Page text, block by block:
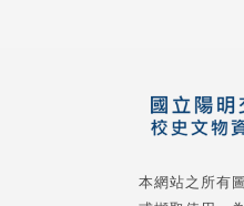
本網站之所有